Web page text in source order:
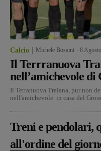
Calcio Michele Bossini 8
Il Terrranuova
nell’amichevole di
Il Terranuova Traiana, pur non
nell'amichevole in casa del
Treni e pendolari,
all'ordine del